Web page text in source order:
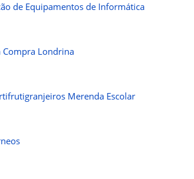
de Equipamentos de Informática
Compra Londrina
Merenda Escolar